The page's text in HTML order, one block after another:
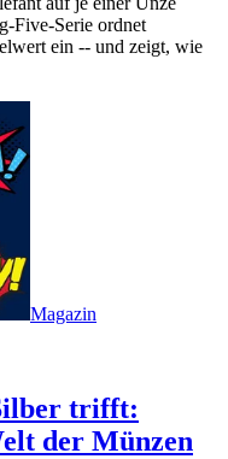
Five-Serie ordnet
ein -- und zeigt, wie
Magazin
trifft:
der Münzen